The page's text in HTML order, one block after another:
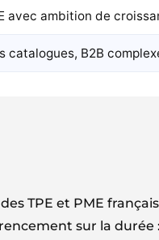
avec ambition de
catalogues, B2B
TPE et PME
sur la durée